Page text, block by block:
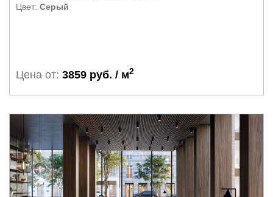
Цвет: Серый
Цена от: 3859 руб. / м2